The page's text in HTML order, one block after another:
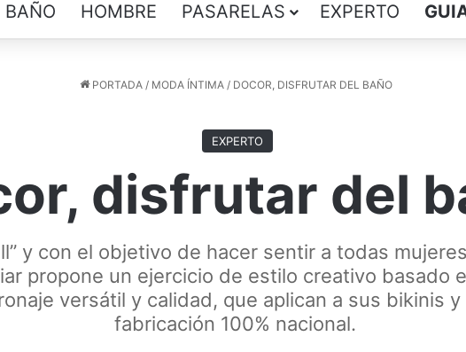
BAÑO HOMBRE PASARELAS EXPERTO
PORTADA / MODA ÍNTIMA / DOCOR, DISFRUTAR DEL BAÑO
EXPERTO
disfrutar del
y con el objetivo de hacer sentir a todas
propone un ejercicio de estilo creativo basado
versátil y calidad, que aplican a sus bikinis
fabricación 100% nacional.